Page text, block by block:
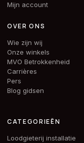
Mijn account
OVER ONS
Wie zijn wij
Onze winkels
MVO Betrokkenheid
Carrières
Pers
Blog gidsen
CATEGORIEËN
Loodgieterij installatie